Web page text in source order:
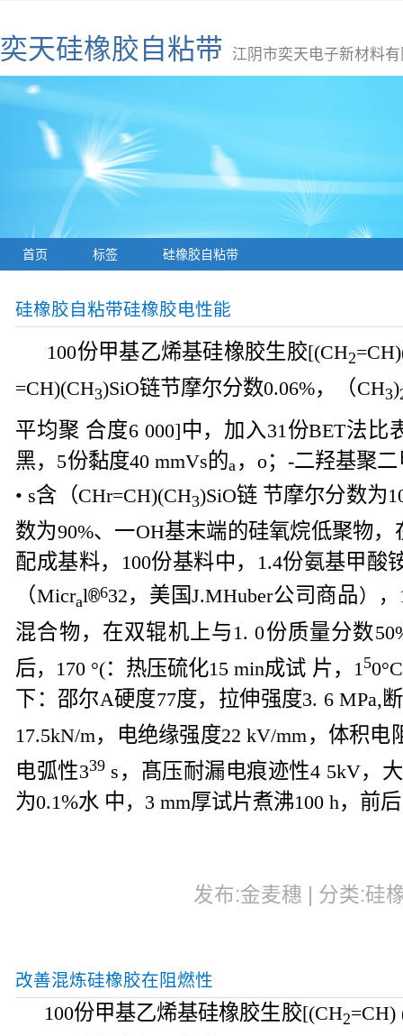
奕天硅橡胶自粘带 江阴市奕天电子新材料
首页 标签 硅橡胶自粘带
硅橡胶自粘带硅橡胶电性能
100份甲基乙烯基硅橡胶生胶[(CH2
=CH)(CH3)SiO链节摩尔分数0.06%， （CH3)
平均聚 合度6 000]中，加入31 份BET法比
黑， 5份黏度40mmVs的a ， o； -二羟基聚
• s含 （CHr=CH)(CH3)SiO链 节摩尔分数为
数为90%、一OH基末端的硅氧烷低聚物，
配成基料，
100份基料中， 1.4份氨基甲酸
（Micral®632 ， 美国J.MHuber公司商品），
混合物，在双辊机上与 1. 0份质量分数
后， 170 °(：热压硫化15min成试 片， 150°C
下：邵尔A硬度77度，拉伸强度3. 6MPa,
17.5kN/m， 电绝缘强度22kV/mm ， 体积电
电弧性339s ， 髙压耐漏电痕迹性4 5kV，
为0.1%水 中 ，3mm厚试片煮沸100 h， 前
发布:金麦穗 | 分类:硅
改善混炼硅橡胶在阻燃性
100份甲基乙烯基硅橡胶生胶[(CH2=CH)